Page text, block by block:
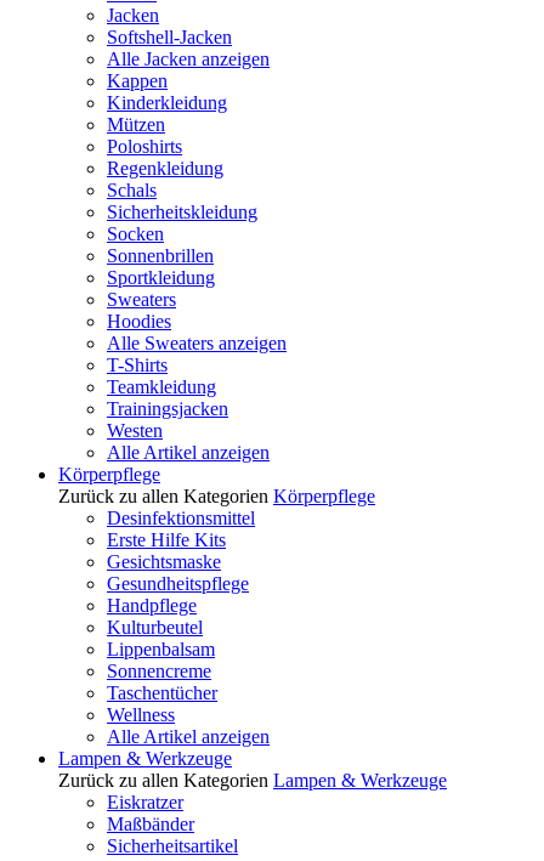
Jacken
Softshell-Jacken
Alle Jacken anzeigen
Kappen
Kinderkleidung
Mützen
Poloshirts
Regenkleidung
Schals
Sicherheitskleidung
Socken
Sonnenbrillen
Sportkleidung
Sweaters
Hoodies
Alle Sweaters anzeigen
T-Shirts
Teamkleidung
Trainingsjacken
Westen
Alle Artikel anzeigen
Körperpflege
Zurück zu allen Kategorien Körperpflege
Desinfektionsmittel
Erste Hilfe Kits
Gesichtsmaske
Gesundheitspflege
Handpflege
Kulturbeutel
Lippenbalsam
Sonnencreme
Taschentücher
Wellness
Alle Artikel anzeigen
Lampen & Werkzeuge
Zurück zu allen Kategorien Lampen & Werkzeuge
Eiskratzer
Maßbänder
Sicherheitsartikel